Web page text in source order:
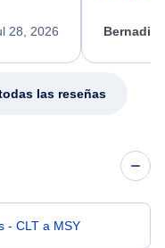
28, 2026
my issue.
las reseñas
- CLT a MSY